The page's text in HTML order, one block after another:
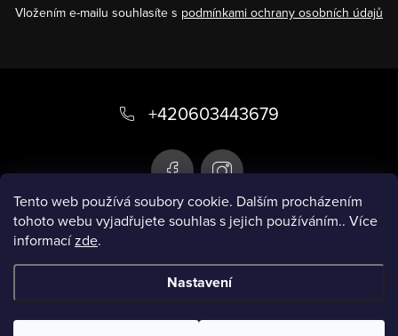
Tento web používá soubory cookie. Dalším procházením
tohoto webu vyjadřujete souhlas s jejich používáním.. Více
informacízde.
Nastavení
Vložením e-mailu souhlasíte s podmínkami ochrany osobních údajů
a
Infobox
+420603443679
vyhrazena.